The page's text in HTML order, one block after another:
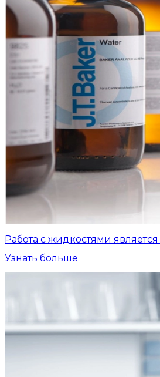
Работа с жидкостями
Узнать больше